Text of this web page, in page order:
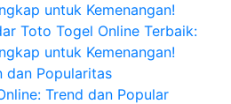
untuk Kemenangan!
Toto Togel Online Terbaik:
untuk Kemenangan!
dan Popularitas
Trend dan Popular